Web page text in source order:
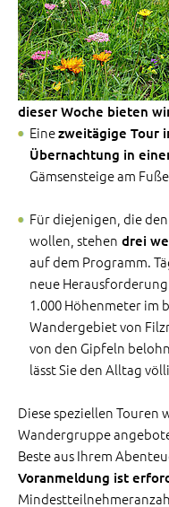
dieser Woche bieten
Einezweitägige Tour
Übernachtung in
Gämsensteige am
Für diejenigen, die
wollen, stehen drei
auf dem Programm.
neue
1.000 Höhenmeter im
Wandergebiet von
von den Gipfeln
lässt Sie den Alltag
Diese speziellen Touren
Wandergruppe
Beste aus Ihrem
Voranmeldung ist